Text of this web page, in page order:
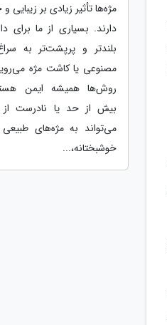
مژه‌ها تأثیر زیادی بر زیبایی
دارند. بسیاری از ما برای
بلندتر و پرپشت‌تر به
مصنوعی یا کاشت مژه
روش‌ها همیشه ایمن
بیش از حد یا نادرست
می‌تواند به مژه‌های
خوشبختانه،...